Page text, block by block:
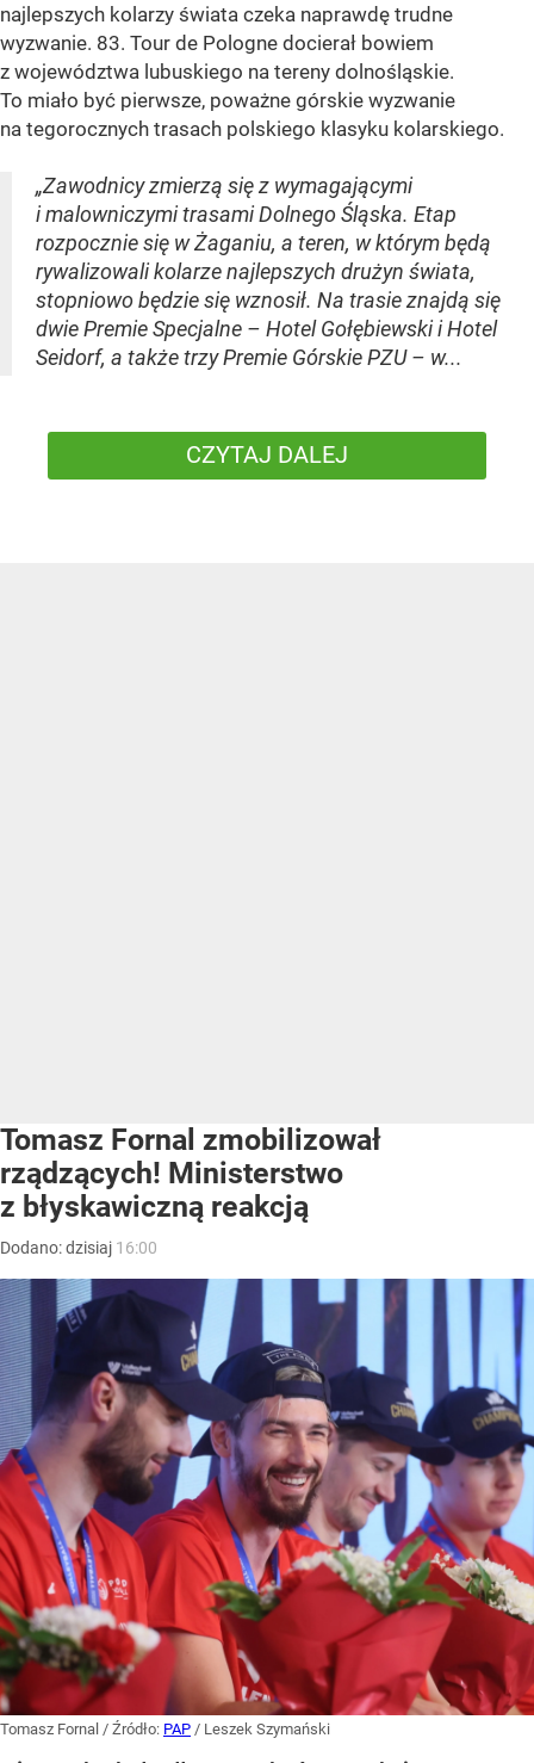
najlepszych kolarzy świata czeka naprawdę trudne
wyzwanie. 83. Tour de Pologne docierał bowiem
z województwa lubuskiego na tereny dolnośląskie.
To miało być pierwsze, poważne górskie wyzwanie
na tegorocznych trasach polskiego klasyku kolarskiego.
„Zawodnicy zmierzą się z wymagającymi
i malowniczymi trasami Dolnego Śląska. Etap
rozpocznie się w Żaganiu, a teren, w którym będą
rywalizowali kolarze najlepszych drużyn świata,
stopniowo będzie się wznosił. Na trasie znajdą się
dwie Premie Specjalne – Hotel Gołębiewski i Hotel
Seidorf, a także trzy Premie Górskie PZU – w...
CZYTAJ DALEJ
Tomasz Fornal zmobilizował
rządzących! Ministerstwo
z błyskawiczną reakcją
Dodano:dzisiaj 16:00
Tomasz Fornal / Źródło: PAP / Leszek Szymański